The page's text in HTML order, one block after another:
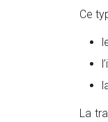
Ce
La